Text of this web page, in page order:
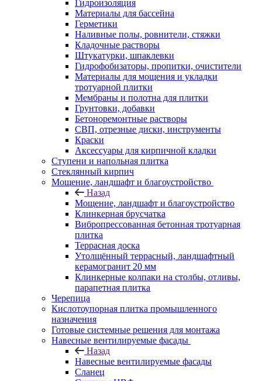
Гидроизоляция
Материалы для бассейна
Герметики
Наливные полы, ровнители, стяжки
Кладочные растворы
Штукатурки, шпаклевки
Гидрофобизаторы, пропитки, очистители
Материалы для мощения и укладки
тротуарной плитки
Мембраны и полотна для плитки
Грунтовки, добавки
Бетоноремонтные растворы
СВП, отрезные диски, инструменты
Краски
Аксессуары для кирпичной кладки
Ступени и напольная плитка
Cтеклянный кирпич
Мощение, ландшафт и благоустройство
Назад
Мощение, ландшафт и благоустройство
Клинкерная брусчатка
Вибропрессованная бетонная тротуарная
плитка
Террасная доска
Утолщённый террасный, ландшафтный
керамогранит 20 мм
Клинкерные колпаки на столбы, отливы,
парапетная плитка
Черепица
Кислотоупорная плитка промышленного
назначения
Готовые системные решения для монтажа
Навесные вентилируемые фасады
Назад
Навесные вентилируемые фасады
Сланец